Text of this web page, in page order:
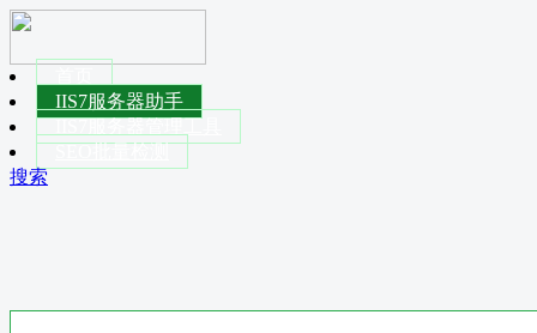
IIS7服务器助手
搜索